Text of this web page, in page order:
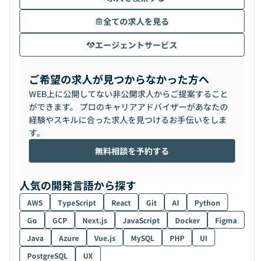
全ての求人を見る
エージェントサービス
ご希望の求人が見つからなかった方へ
WEB上に公開してない非公開求人からご提案すること
ができます。 プロのキャリアアドバイザーがあなたの
経験やスキルに合った求人を見つけるお手伝いをしま
す。
無料相談を予約する
人気の開発言語から探す
AWS TypeScript React Git AI
Python
Go
GCP Next.js JavaScript Docker
Figma
Java
Azure Vue.js MySQL PHP
UI
PostgreSQL
UX